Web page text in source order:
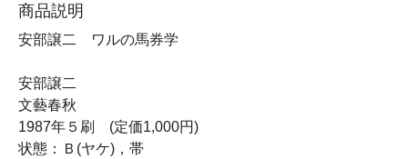
商品説明
安部譲二 ワルの馬券学
安部譲二
文藝春秋
1987年５刷 (定価1,000円)
状態：Ｂ(ヤケ)，帯